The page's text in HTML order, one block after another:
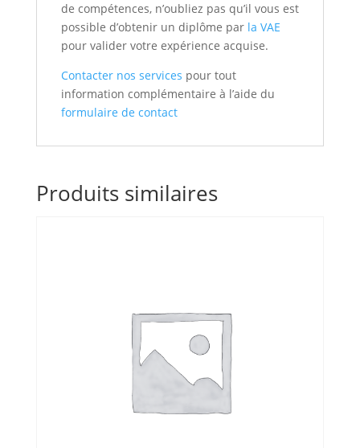
de compétences, n’oubliez pas qu’il vous est
possible d’obtenir un diplôme par la VAE
pour valider votre expérience acquise.
Contacter nos services pour tout
information complémentaire à l’aide du
formulaire de contact
Produits similaires